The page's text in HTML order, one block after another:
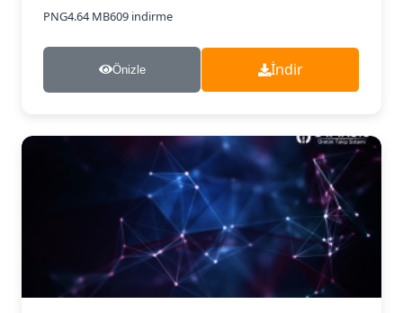
PNG4.64 MB609 indirme
Önizle İndir